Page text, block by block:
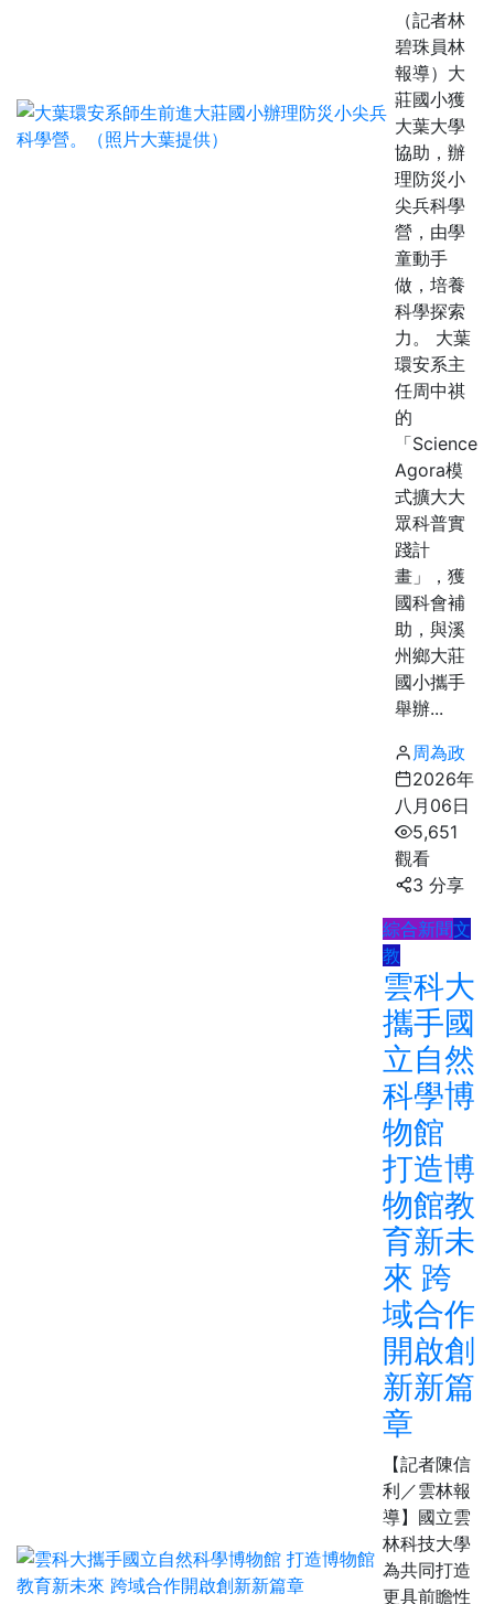
（記者林
碧珠員林
報導）大
莊國小獲
大葉大學
協助，辦
理防災小
尖兵科學
營，由學
童動手
做，培養
科學探索
力。 大葉
環安系主
任周中祺
的
「Science
Agora模
式擴大大
眾科普實
踐計
畫」，獲
國科會補
助，與溪
州鄉大莊
國小攜手
舉辦...
周為政
2026年
八月06日
5,651
觀看
3 分享
綜合新聞文
教
雲科大
攜手國
立自然
科學博
物館
打造博
物館教
育新未
來 跨
域合作
開啟創
新新篇
章
【記者陳信
利／雲林報
導】國立雲
林科技大學
為共同打造
更具前瞻性